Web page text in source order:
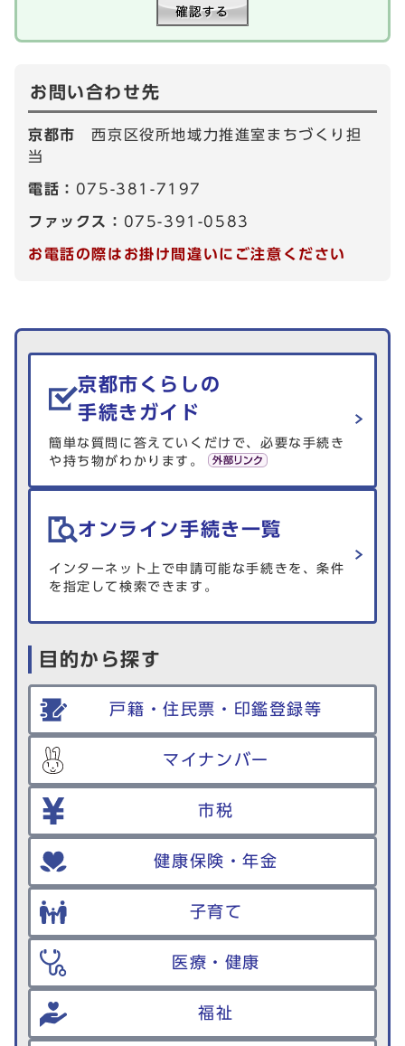
お問い合わせ先
京都市西京区役所地域力推進室まちづくり担
当
電話： 075-381-7197
ファックス： 075-391-0583
お電話の際はお掛け間違いにご注意ください
生活情報を探す
京都市くらしの
手続きガイド
簡単な質問に答えていくだけで、必要な手続き
や持ち物がわかります。
オンライン手続き一覧
インターネット上で申請可能な手続きを、条件
を指定して検索できます。
目的から探す
戸籍・住民票・印鑑登録等
マイナンバー
市税
健康保険・年金
子育て
医療・健康
福祉